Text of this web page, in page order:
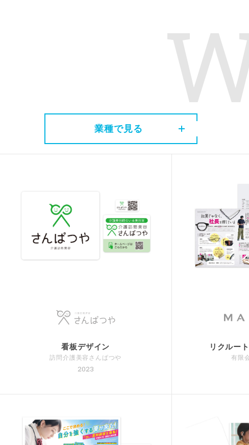
業種で見る
看板デザイン
訪問介護美容さんぱつや
2023
リクルー
有限